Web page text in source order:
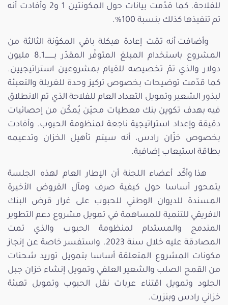
للفلاحة. كما قدّمت بيانات حول المكونتين 1 و2 وأفادت أنه
تم تنفيذها كذلك بنسبة 100%.
وأضافت أنه تمّت إعادة هيكلة باقي المكوّنة الثالثة من
المشروع باستخدام المبلغ المتوفّر المقدّر بـــــــــ8,1 مليون
دولار والذي تمّ تخصيصه للقيام بمشروعين استراتيجيين.
كما قدّمت توضيحات بخصوص تركيز وحدة للغربلة والتعبئة
لبذور الشعير وتمويل التعداد العام للفلاحة الذي تم الانطلاق
فيه بهدف تكوين بنك معطيات محيّن يُمكّن من إحصائيات
دقيقة وإعداد استراتيجية ناجعة لمنظومة الحبوب. وأفادت
بخصوص خزّان رادس، أنه سيتم تأهيل الخزان وتدعيمه
بطاقة استيعاب إضافية.
هذا وأكّد أعضاء اللجنة أن الإطار العام لهذه الجلسة
يتمحور أساسا حول كيفية صرف ومآل القروض الأخيرة
المسندة للديوان الوطني للحبوب على غرار قرض البنك
الافريقي للتنمية للمساهمة في تمويل مشروع دعم التطوير
المندمج والمستدام لمنظومة الحبوب والذي تمت
المصادقة عليه خلال سنة 2023. واستفسر خاصة عن إنجاز
مكونات المشروع المتعلقة أساسا بتمويل توريد شحنات
من القمح الصلب والشعير العلفي وتمويل إنشاء خزان جبل
الجلود وتمويل اقتناء عربات نقل الحبوب وتمويل تهيئة
خزاني رادس وبنزرت.